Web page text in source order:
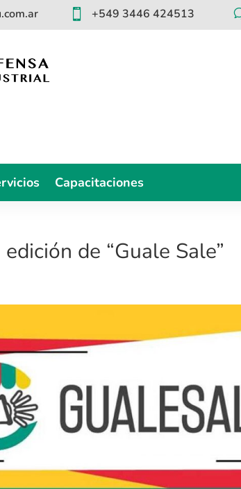
 +549 3446 424513
Capacitaciones
de “Guale Sale”